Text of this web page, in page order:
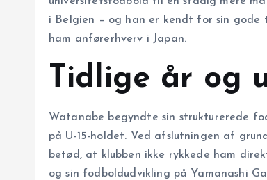
i Belgien – og han er kendt for sin
ham anførerhverv i Japan.
Tidlige år og
Watanabe begyndte sin strukturerede
på U-15-holdet. Ved afslutningen af
betød, at klubben ikke rykkede ham
og sin fodboldudvikling på Yamanashi